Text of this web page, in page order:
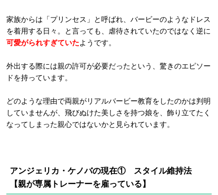
家族からは「プリンセス」と呼ばれ、バービーのようなドレス
を着用する日々。と言っても、虐待されていたのではなく逆に
可愛がられすぎていたようです。
外出する際には親の許可が必要だったという、驚きのエピソー
ドを持っています。
どのような理由で両親がリアルバービー教育をしたのかは判明
していませんが、飛びぬけた美しさを持つ娘を、飾り立てたく
なってしまった親心ではないかと見られています。
アンジェリカ・ケノバの現在① スタイル維持法
【親が専属トレーナーを雇っている】